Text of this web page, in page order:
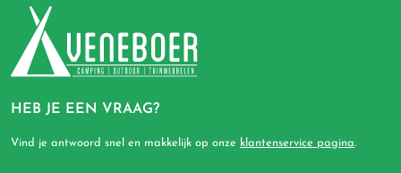
HEB JE EEN VRAAG?
Vind je antwoord snel en makkelijk op onze klantenservice pagina.